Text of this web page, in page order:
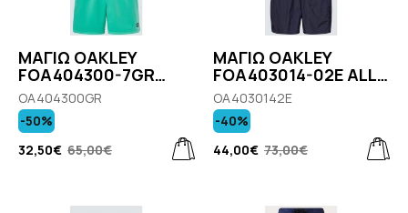
ΜΑΓΙΩ OAKLEY
FOA404300-7GR
ROBINSON RC 16''
BEACHSHORT MINT
GREEN
OA404300GR
32,50€ 65,00€
-50%
ΜΑΓΙΩ OAKLEY
FOA403014-02E ALL
DAY B1B 16'' BEACH
SHORT BLACKOUT
OA4030142E
44,00€ 73,00€
-40%